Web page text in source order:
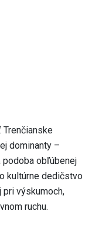
dominanty –
podoba obľúbenej
kultúrne dedičstvo
pri výskumoch,
ruchu.